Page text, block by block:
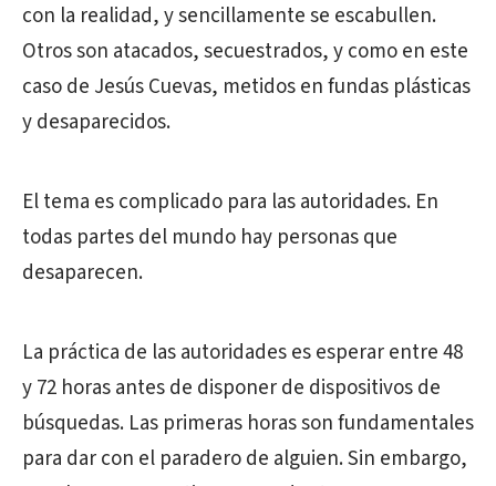
con la realidad, y sencillamente se escabullen.
Otros son atacados, secuestrados, y como en este
caso de Jesús Cuevas, metidos en fundas plásticas
y desaparecidos.
El tema es complicado para las autoridades. En
todas partes del mundo hay personas que
desaparecen.
La práctica de las autoridades es esperar entre 48
y 72 horas antes de disponer de dispositivos de
búsquedas. Las primeras horas son fundamentales
para dar con el paradero de alguien. Sin embargo,